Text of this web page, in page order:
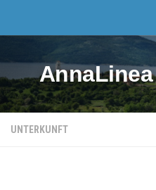
Tourismus
Unterkunft
Hotels
AnnaLinea
UNTERKUNFT